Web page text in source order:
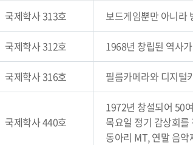
국제학사 313호 보드게임뿐만 아니라
국제학사 312호 1968년 창립된 역사
국제학사 316호 필름카메라와 디지털
국제학사 440호
1972년 창설되어 50
목요일 정기 감상회
동아리 MT, 연말 음